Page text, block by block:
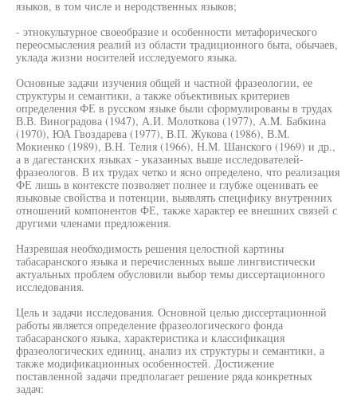
языков, в том числе и неродственных языков;
- этнокультурное своеобразие и особенности метафорического
переосмысления реалий из области традиционного быта, обычаев,
уклада жизни носителей исследуемого языка.
Основные задачи изучения общей и частной фразеологии, ее
структуры и семантики, а также объективных критериев
определения ФЕ в русском языке были сформулированы в трудах
В.В. Виноградова (1947), А.И. Молоткова (1977), A.M. Бабкина
(1970), ЮА Гвоздарева (1977), В.П. Жукова (1986), В.М.
Мокиенко (1989), В.Н. Телия (1966), Н.М. Шанского (1969) и др.,
а в дагестанских языках - указанных выше исследователей-
фразеологов. В их трудах четко и ясно определено, что реализация
ФЕ лишь в контексте позволяет полнее и глубже оценивать ее
языковые свойства и потенции, выявлять специфику внутренних
отношений компонентов ФЕ, также характер ее внешних связей с
другими членами предложения.
Назревшая необходимость решения целостной картины
табасаранского языка и перечисленных выше лингвистически
актуальных проблем обусловили выбор темы диссертационного
исследования.
Цель и задачи исследования. Основной целью диссертационной
работы является определение фразеологического фонда
табасаранского языка, характеристика и классификация
фразеологических единиц, анализ их структуры и семантики, а
также модификационных особенностей. Достижение
поставленной задачи предполагает решение ряда конкретных
задач: